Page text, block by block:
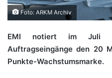
Foto: ARKM Archiv
EMI notiert im Juli
Auftragseingänge den 20
Punkte-Wachstumsmarke.